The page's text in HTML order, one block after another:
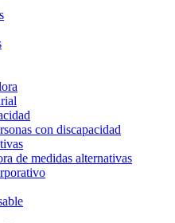
con discapacidad
de medidas alternativas